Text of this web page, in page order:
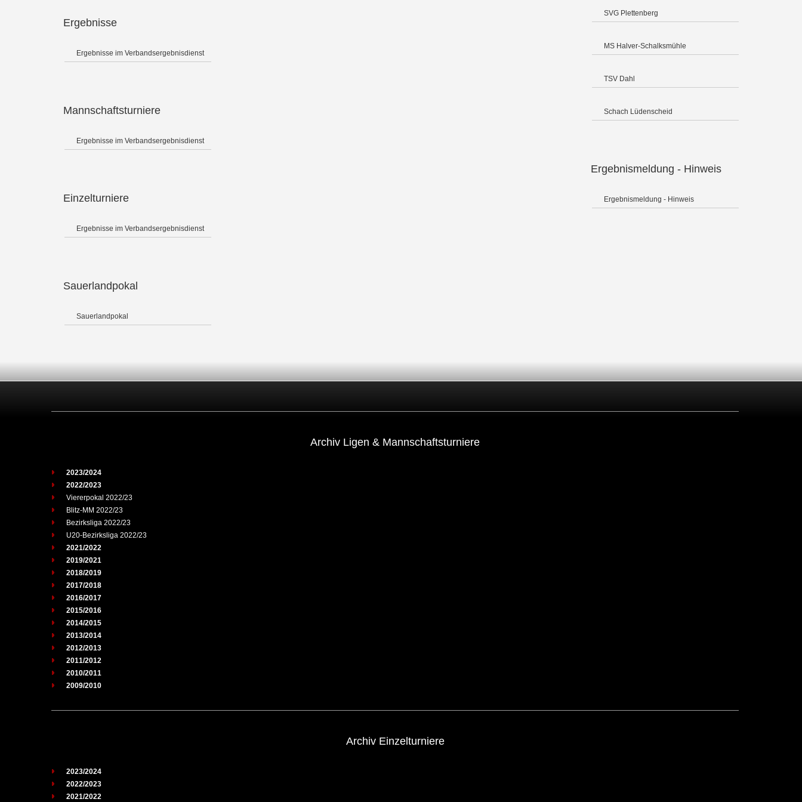
Ergebnisse
Ergebnisse im Verbandsergebnisdienst
Mannschaftsturniere
Ergebnisse im Verbandsergebnisdienst
Einzelturniere
Ergebnisse im Verbandsergebnisdienst
Sauerlandpokal
Sauerlandpokal
SVG Plettenberg
MS Halver-Schalksmühle
TSV Dahl
Schach Lüdenscheid
Ergebnismeldung - Hinweis
Ergebnismeldung - Hinweis
Archiv Ligen & Mannschaftsturniere
2023/2024
2022/2023
Viererpokal 2022/23
Blitz-MM 2022/23
Bezirksliga 2022/23
U20-Bezirksliga 2022/23
2021/2022
2019/2021
2018/2019
2017/2018
2016/2017
2015/2016
2014/2015
2013/2014
2012/2013
2011/2012
2010/2011
2009/2010
Archiv Einzelturniere
2023/2024
2022/2023
2021/2022